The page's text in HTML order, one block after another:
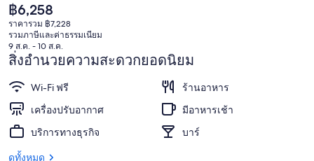
ราคา
ปัจจุบัน
฿6,258
฿6,258
ราคารวม ฿7,228
รวมภาษีและค่าธรรมเนียม
9 ส.ค. - 10 ส.ค.
สิ่งอำนวยความสะดวกยอดนิยม
Wi-Fi ฟรี
ร้านอาหาร
เครื่องปรับอากาศ
มีอาหารเช้า
บริการทางธุรกิจ
บาร์
ดูทั้งหมด